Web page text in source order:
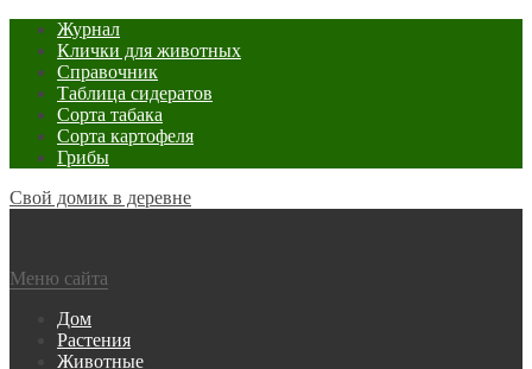
Журнал
Клички для животных
Справочник
Таблица сидератов
Сорта табака
Сорта картофеля
Грибы
Свой домик в деревне
Меню сайта
Дом
Растения
Животные